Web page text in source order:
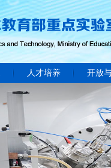
人才培养 开放